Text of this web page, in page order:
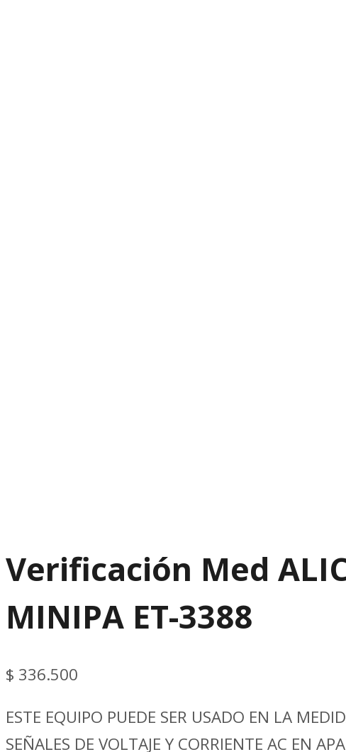
Verificación Med
MINIPA ET-3388
$ 336.500
ESTE EQUIPO PUEDE SER USADO EN LA
SEÑALES DE VOLTAJE Y CORRIENTE AC EN